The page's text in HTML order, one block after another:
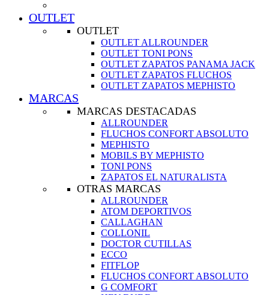
OUTLET
OUTLET
OUTLET ALLROUNDER
OUTLET TONI PONS
OUTLET ZAPATOS PANAMA JACK
OUTLET ZAPATOS FLUCHOS
OUTLET ZAPATOS MEPHISTO
MARCAS
MARCAS DESTACADAS
ALLROUNDER
FLUCHOS CONFORT ABSOLUTO
MEPHISTO
MOBILS BY MEPHISTO
TONI PONS
ZAPATOS EL NATURALISTA
OTRAS MARCAS
ALLROUNDER
ATOM DEPORTIVOS
CALLAGHAN
COLLONIL
DOCTOR CUTILLAS
ECCO
FITFLOP
FLUCHOS CONFORT ABSOLUTO
G COMFORT